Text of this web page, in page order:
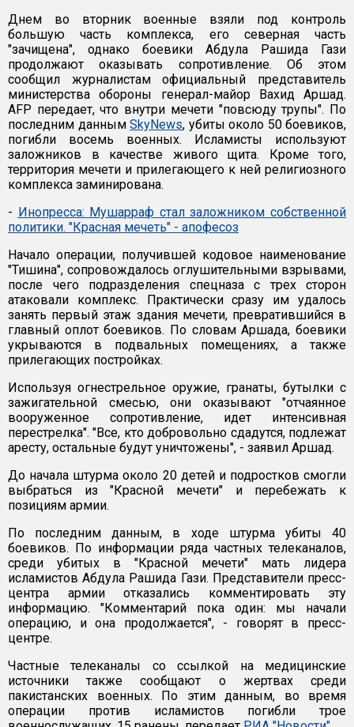
Днем во вторник военные взяли под контроль
большую часть комплекса, его северная часть
"зачищена", однако боевики Абдула Рашида Гази
продолжают оказывать сопротивление. Об этом
сообщил журналистам официальный представитель
министерства обороны генерал-майор Вахид Аршад.
AFP передает, что внутри мечети "повсюду трупы". По
последним данным SkyNews, убиты около 50 боевиков,
погибли восемь военных. Исламисты используют
заложников в качестве живого щита. Кроме того,
территория мечети и прилегающего к ней религиозного
комплекса заминирована.
- Инопресса: Мушарраф стал заложником собственной
политики. "Красная мечеть" - апофесоз
Начало операции, получившей кодовое наименование
"Тишина", сопровождалось оглушительными взрывами,
после чего подразделения спецназа с трех сторон
атаковали комплекс. Практически сразу им удалось
занять первый этаж здания мечети, превратившийся в
главный оплот боевиков. По словам Аршада, боевики
укрываются в подвальных помещениях, а также
прилегающих постройках.
Используя огнестрельное оружие, гранаты, бутылки с
зажигательной смесью, они оказывают "отчаянное
вооруженное сопротивление, идет интенсивная
перестрелка". "Все, кто добровольно сдадутся, подлежат
аресту, остальные будут уничтожены", - заявил Аршад.
До начала штурма около 20 детей и подростков смогли
выбраться из "Красной мечети" и перебежать к
позициям армии.
По последним данным, в ходе штурма убиты 40
боевиков. По информации ряда частных телеканалов,
среди убитых в "Красной мечети" мать лидера
исламистов Абдула Рашида Гази. Представители пресс-
центра армии отказались комментировать эту
информацию. "Комментарий пока один: мы начали
операцию, и она продолжается", - говорят в пресс-
центре.
Частные телеканалы со ссылкой на медицинские
источники также сообщают о жертвах среди
пакистанских военных. По этим данным, во время
операции против исламистов погибли трое